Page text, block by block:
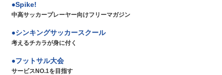
Spike!
中高サッカープレーヤー向けフリーマガジン
シンキングサッカースクール
考えるチカラが身に付く
フットサル大会
サービスNO.1を目指す